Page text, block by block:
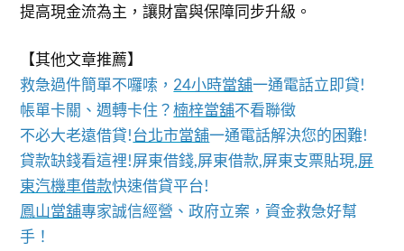
提高現金流為主，讓財富與保障同步升級。
【其他文章推薦】
救急過件簡單不囉嗦， 24小時當舖一通電話立即貸!
帳單卡關、週轉卡住？楠梓當舖不看聯徵
不必大老遠借貸!台北市當舖一通電話解決您的困難!
貸款缺錢看這裡!屏東借錢,屏東借款,屏東支票貼現,屏
東汽機車借款快速借貸平台!
鳳山當舖專家誠信經營、政府立案，資金救急好幫
手！